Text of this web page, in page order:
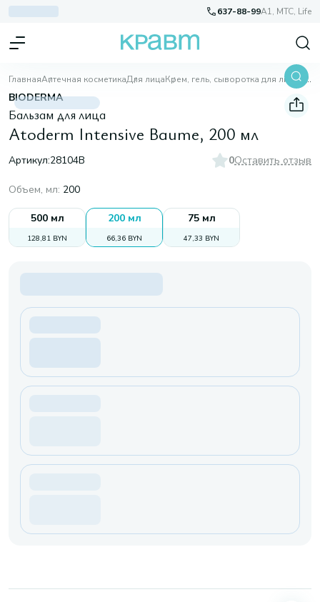
637-88-99A1, МТС, Life
ГлавнаяАптечная косметикаДля лицаКрем, гель, сыворотка для лица Atoderm Intensive Baume, 200 мл
BIODERMA
Бальзам для лица
Atoderm Intensive Baume, 200 мл
Артикул:28104B 0Оставить отзыв
Объем, мл: 200
500 мл
128,81 BYN
200 мл
66,36 BYN
75 мл
47,33 BYN